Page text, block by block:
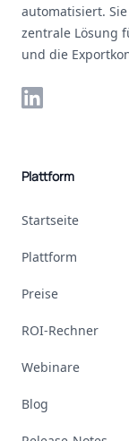
automatisiert.
zentrale Lösung
und die
LinkedIn
Plattform
Startseite
Plattform
Preise
ROI-Rechner
Webinare
Blog